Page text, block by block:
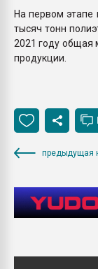
На первом этапе
тысяч тонн
2021 году общая
продукции.
предыдущая